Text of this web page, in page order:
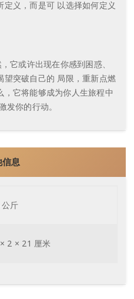
定义，而是可 以选择如何定义
它或许出现在你感到困惑、
望突破自己的 局限，重新点燃
它将能够成为你人生旅程中
发你的行动。
信息
斤
2 × 21 厘米